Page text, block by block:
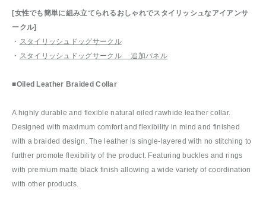
[女性でも簡単に組み立てられるおしゃれでスタイリッシュなアイアンサ
ークル]
・ スタイリッシュドッグサークル
・ スタイリッシュドッグサークル 追加パネル
■Oiled Leather Braided Collar
A highly durable and flexible natural oiled rawhide leather collar.
Designed with maximum comfort and flexibility in mind and finished
with a braided design. The leather is single-layered with no stitching to
further promote flexibility of the product. Featuring buckles and rings
with premium matte black finish allowing a wide variety of coordination
with other products.